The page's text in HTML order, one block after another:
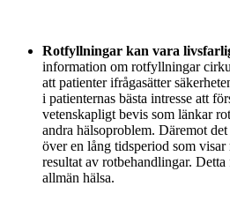
Rotfyllningar kan vara
information om rotfyllningar
att patienter ifrågasätter
i patienternas bästa intresse att
vetenskapligt bevis som länkar
andra hälsoproblem. Däremot
över en lång tidsperiod som
resultat av rotbehandlingar.
allmän hälsa.